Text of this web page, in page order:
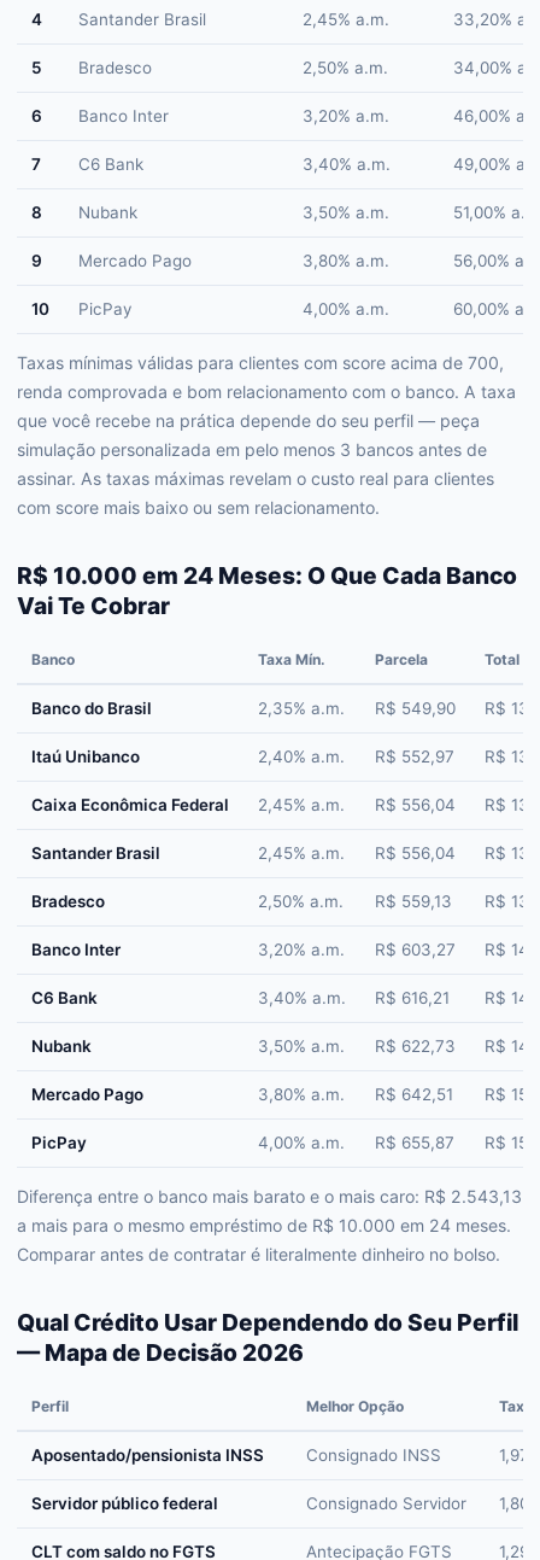
4 Santander Brasil 2,45% a.m. 33,20%
5 Bradesco 2,50% a.m. 34,00%
6 Banco Inter 3,20% a.m. 46,00%
7 C6 Bank 3,40% a.m. 49,00%
8 Nubank 3,50% a.m. 51,00% a.a.
9 Mercado Pago 3,80% a.m. 56,00%
10 PicPay 4,00% a.m. 60,00%
Taxas mínimas válidas para clientes com score acima de 700,
renda comprovada e bom relacionamento com o banco. A taxa
que você recebe na prática depende do seu perfil — peça
simulação personalizada em pelo menos 3 bancos antes de
assinar. As taxas máximas revelam o custo real para clientes
com score mais baixo ou sem relacionamento.
R$ 10.000 em 24 Meses: O Que Cada Banco
Vai Te Cobrar
Banco Taxa Mín. Parcela Total
Banco do Brasil 2,35% a.m. R$ 549,90 R$
Itaú Unibanco 2,40% a.m. R$ 552,97 R$
Caixa Econômica Federal 2,45% a.m. R$ 556,04 R$
Santander Brasil 2,45% a.m. R$ 556,04 R$
Bradesco 2,50% a.m. R$ 559,13 R$
Banco Inter 3,20% a.m. R$ 603,27 R$
C6 Bank 3,40% a.m. R$ 616,21 R$
Nubank 3,50% a.m. R$ 622,73 R$
Mercado Pago 3,80% a.m. R$ 642,51 R$
PicPay 4,00% a.m. R$ 655,87 R$
Diferença entre o banco mais barato e o mais caro: R$ 2.543,13
a mais para o mesmo empréstimo de R$ 10.000 em 24 meses.
Comparar antes de contratar é literalmente dinheiro no bolso.
Qual Crédito Usar Dependendo do Seu Perfil
— Mapa de Decisão 2026
Perfil Melhor Opção Taxa
Aposentado/pensionista INSS Consignado INSS
Servidor público federal Consignado Servidor
CLT com saldo no FGTS Antecipação FGTS